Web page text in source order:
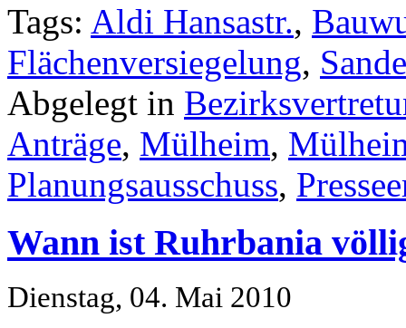
Tags: Aldi Hansastr.,
Flächenversiegelung,
Abgelegt in
Anträge, Mülheim,
Planungsausschuss,
Wann ist Ruhrbania
Dienstag, 04. Mai 2010